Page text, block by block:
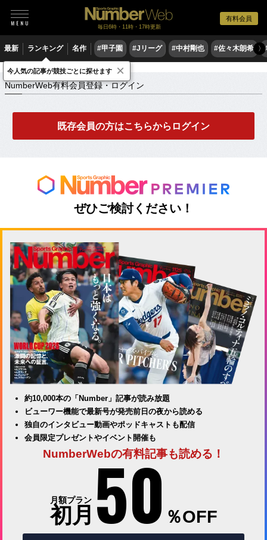
有料会員
毎日6時・11時・17時更新
最新 ランキング 名作 #甲子園 #Jリーグ #中村剛也 #佐々木朗希 〉
NumberWeb有料会員登録・ログイン
NumberWeb有料会員登録・ログイン
既存会員の方はこちらからログイン
ぜひご検討ください！
約10,000本の「Number」記事が読み放題
ビューワー機能で最新号が発売前日の夜から読める
独自のインタビュー動画やポッドキャストも配信
会員限定プレゼントやイベント開催も
NumberWebの有料記事も読める！
月額プラン
初月 50 ％OFF
今人気の記事が競技ごとに探せます ×